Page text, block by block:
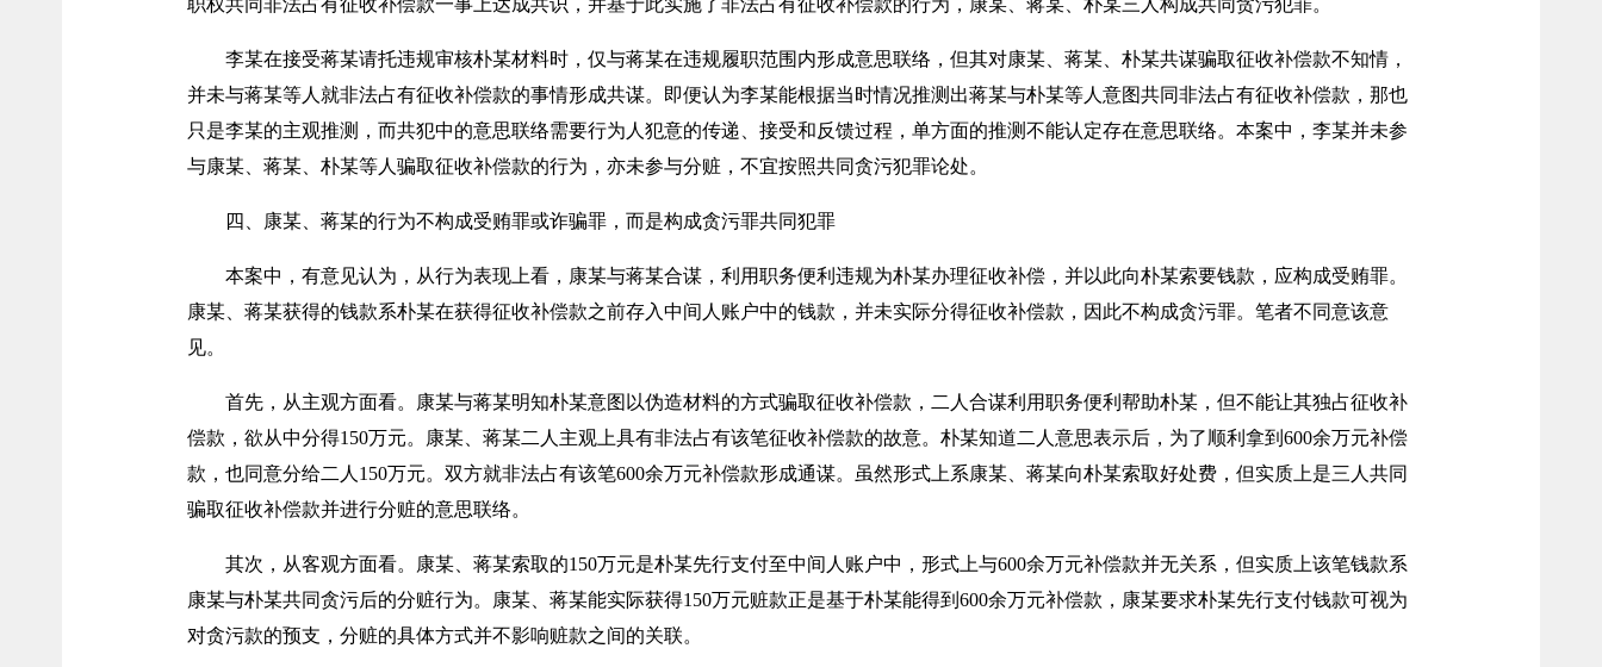
职权共同非法占有征收补偿款一事上达成共识，并基于此实施了非法占有征收补偿款的行为，康某、蒋某、朴某三人构成共同贪污犯罪。
李某在接受蒋某请托违规审核朴某材料时，仅与蒋某在违规履职范围内形成意思联络，但其对康某、蒋某、朴某共谋骗取征收补偿款不知情，
并未与蒋某等人就非法占有征收补偿款的事情形成共谋。即便认为李某能根据当时情况推测出蒋某与朴某等人意图共同非法占有征收补偿款，那也
只是李某的主观推测，而共犯中的意思联络需要行为人犯意的传递、接受和反馈过程，单方面的推测不能认定存在意思联络。本案中，李某并未参
与康某、蒋某、朴某等人骗取征收补偿款的行为，亦未参与分赃，不宜按照共同贪污犯罪论处。
四、康某、蒋某的行为不构成受贿罪或诈骗罪，而是构成贪污罪共同犯罪
本案中，有意见认为，从行为表现上看，康某与蒋某合谋，利用职务便利违规为朴某办理征收补偿，并以此向朴某索要钱款，应构成受贿罪。
康某、蒋某获得的钱款系朴某在获得征收补偿款之前存入中间人账户中的钱款，并未实际分得征收补偿款，因此不构成贪污罪。笔者不同意该意
见。
首先，从主观方面看。康某与蒋某明知朴某意图以伪造材料的方式骗取征收补偿款，二人合谋利用职务便利帮助朴某，但不能让其独占征收补
偿款，欲从中分得150万元。康某、蒋某二人主观上具有非法占有该笔征收补偿款的故意。朴某知道二人意思表示后，为了顺利拿到600余万元补偿
款，也同意分给二人150万元。双方就非法占有该笔600余万元补偿款形成通谋。虽然形式上系康某、蒋某向朴某索取好处费，但实质上是三人共同
骗取征收补偿款并进行分赃的意思联络。
其次，从客观方面看。康某、蒋某索取的150万元是朴某先行支付至中间人账户中，形式上与600余万元补偿款并无关系，但实质上该笔钱款系
康某与朴某共同贪污后的分赃行为。康某、蒋某能实际获得150万元赃款正是基于朴某能得到600余万元补偿款，康某要求朴某先行支付钱款可视为
对贪污款的预支，分赃的具体方式并不影响赃款之间的关联。